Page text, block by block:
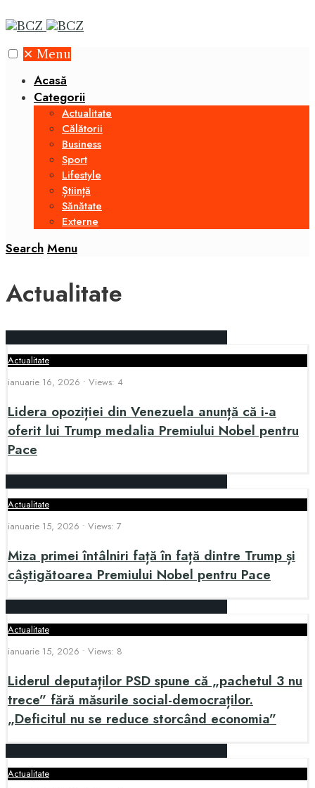
✕ Menu
Acasă
Categorii
Actualitate
Călătorii
Business
Sport
Lifestyle
Știință
Sănătate
Externe
Search Menu
Actualitate
Actualitate
ianuarie 16, 2026 • Views: 4
Lidera opoziției din Venezuela anunță că i-a
oferit lui Trump medalia Premiului Nobel pentru
Pace
Actualitate
ianuarie 15, 2026 • Views: 7
Miza primei întâlniri față în față dintre Trump și
câștigătoarea Premiului Nobel pentru Pace
Actualitate
ianuarie 15, 2026 • Views: 8
Liderul deputaților PSD spune că „pachetul 3 nu
trece” fără măsurile social-democraților.
„Deficitul nu se reduce storcând economia”
Actualitate